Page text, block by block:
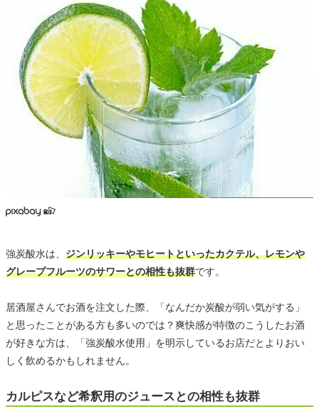
強炭酸水は、 ジンリッキーやモヒートといったカクテル、レモンや
グレープフルーツのサワーとの相性も抜群です。
居酒屋さんでお酒を注文した際、「なんだか炭酸が弱い気がする」
と思ったことがある方も多いのでは？爽快感が特徴のこうしたお酒
が好きな方は、「強炭酸水使用」を明示しているお店だとよりおい
しく飲めるかもしれません。
カルピスなど希釈用のジュースとの相性も抜群